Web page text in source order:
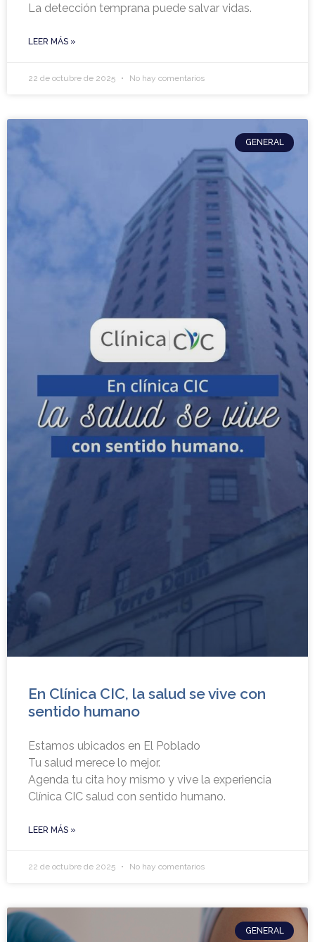
La detección temprana puede salvar vidas.
LEER MÁS »
22 de octubre de 2025 No hay comentarios
GENERAL
En Clínica CIC, la salud se vive con
sentido humano
Estamos ubicados en El Poblado
Tu salud merece lo mejor.
Agenda tu cita hoy mismo y vive la experiencia
Clínica CIC salud con sentido humano.
LEER MÁS »
22 de octubre de 2025 No hay comentarios
GENERAL